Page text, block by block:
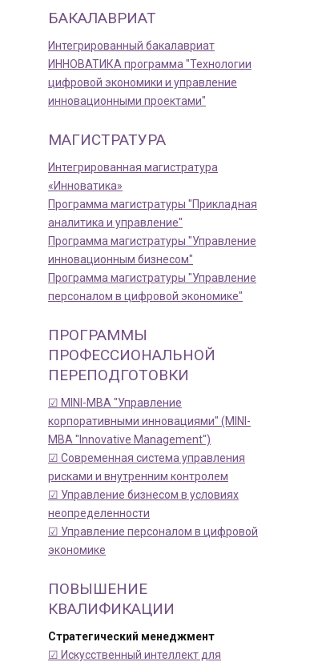
БАКАЛАВРИАТ
Интегрированный бакалавриат
ИННОВАТИКА программа "Технологии
цифровой экономики и управление
инновационными проектами"
МАГИСТРАТУРА
Интегрированная магистратура
«Инноватика»
Программа магистратуры "Прикладная
аналитика и управление"
Программа магистратуры "Управление
инновационным бизнесом"
Программа магистратуры "Управление
персоналом в цифровой экономике"
ПРОГРАММЫ
ПРОФЕССИОНАЛЬНОЙ
ПЕРЕПОДГОТОВКИ
☑ MINI-MBA "Управление
корпоративными инновациями" (MINI-
MBA "Innovative Management")
☑ Современная система управления
рисками и внутренним контролем
☑ Управление бизнесом в условиях
неопределенности
☑ Управление персоналом в цифровой
экономике
ПОВЫШЕНИЕ
КВАЛИФИКАЦИИ
Стратегический менеджмент
☑ Искусственный интеллект для